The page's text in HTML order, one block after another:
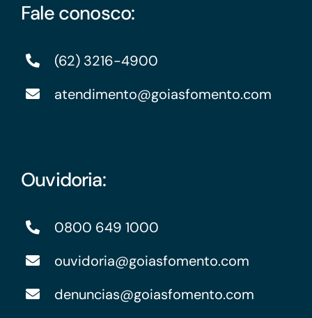
Fale conosco:
(62) 3216-4900
atendimento@goiasfomento.com
Ouvidoria:
0800 649 1000
ouvidoria@goiasfomento.com
denuncias@goiasfomento.com